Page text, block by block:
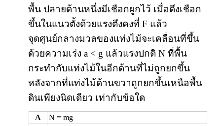
พื้น ปลายด้านหนึ่งมีเชือกผูกไว้ เมื่อดึงเชือก
ขึ้นในแนวตั้งด้วยแรงตึงคงที่ F แล้ว
จุดศูนย์กลางมวลของแท่งไม้จะเคลื่อนที่ขึ้น
ด้วยความเร่ง a < g แล้วแรงปกติ N ที่พื้น
กระทำกับแท่งไม้ในอีกด้านที่ไม่ถูกยกขึ้น
หลังจากที่แท่งไม้ด้านขวาถูกยกขึ้นเหนือพื้น
ดินเพียงนิดเดียว เท่ากับข้อใด
A
N = mg